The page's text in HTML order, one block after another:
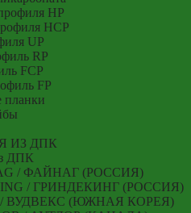
HP
HCP
UP
RP
FCP
FP
ИЗ ДПК
ДПК
/ ФАЙНАГ (РОССИЯ)
/ ГРИНДЕКИНГ (РОССИЯ)
/ ВУДВЕКС (ЮЖНАЯ КОРЕЯ)